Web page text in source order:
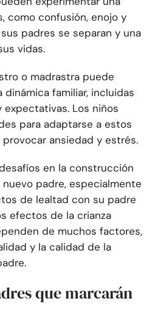
como confusión, enojo y
padres se separan y una
vidas.
o madrastra puede
familiar, incluidas
expectativas. Los niños
para adaptarse a estos
ansiedad y estrés.
en la construcción
padre, especialmente
de lealtad con su padre
efectos de la crianza
de muchos factores,
y la calidad de la
que marcarán